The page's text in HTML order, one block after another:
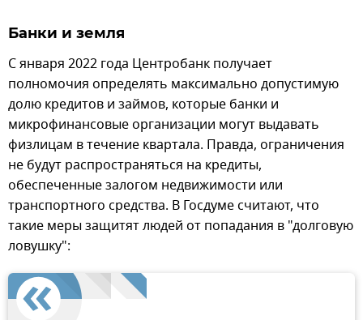
Банки и земля
С января 2022 года Центробанк получает
полномочия определять максимально допустимую
долю кредитов и займов, которые банки и
микрофинансовые организации могут выдавать
физлицам в течение квартала. Правда, ограничения
не будут распространяться на кредиты,
обеспеченные залогом недвижимости или
транспортного средства. В Госдуме считают, что
такие меры защитят людей от попадания в "долговую
ловушку":